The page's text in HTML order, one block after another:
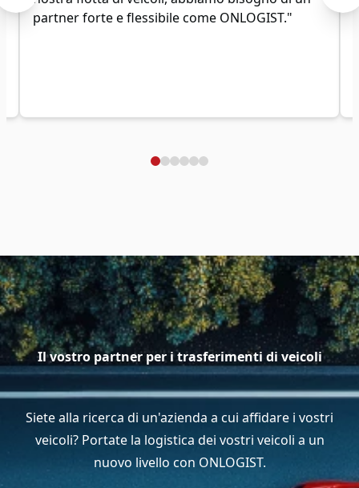
partner forte e flessibile come ONLOGIST."
Il vostro partner per i trasferimenti di veicoli
Siete alla ricerca di un'azienda a cui affidare i vostri
veicoli? Portate la logistica dei vostri veicoli a un
nuovo livello con ONLOGIST.